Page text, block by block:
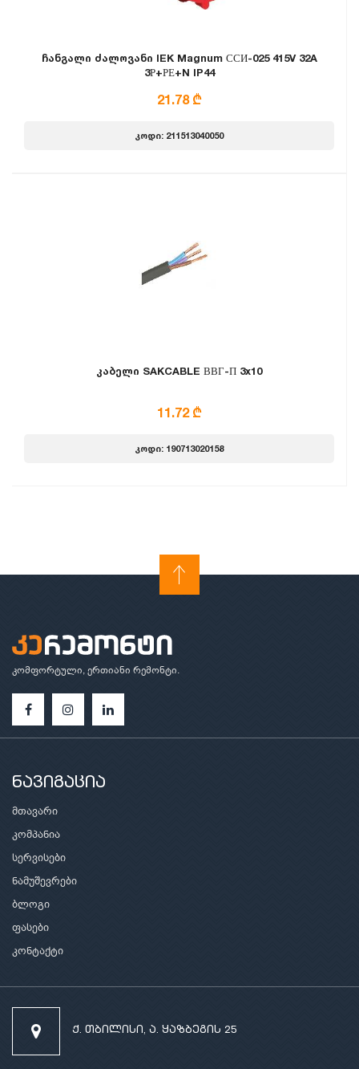
ჩანგალი ძალოვანი IEK Magnum ССИ-025 415V 32A
3Р+РЕ+N IP44
21.78 ₾
კოდი: 211513040050
კაბელი SAKCABLE ВВГ-П 3x10
11.72 ₾
კოდი: 190713020158
კომფორტული, ერთიანი რემონტი.
ნავიგაცია
მთავარი
კომპანია
სერვისები
ნამუშევრები
ბლოგი
ფასები
კონტაქტი
ქ. თბილისი, ა. ყაზბეგის 25